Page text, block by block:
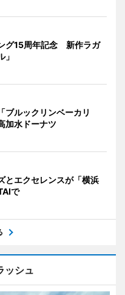
グ15周年記念 新作ラガ
」
ブルックリンベーカリ
加水ドーナツ
とエクセレンスが「横浜
で
ッシュ